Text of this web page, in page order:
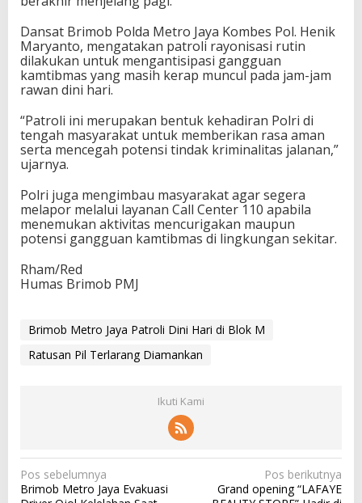
Dansat Brimob Polda Metro Jaya Kombes Pol. Henik
Maryanto, mengatakan patroli rayonisasi rutin
dilakukan untuk mengantisipasi gangguan
kamtibmas yang masih kerap muncul pada jam-jam
rawan dini hari.
“Patroli ini merupakan bentuk kehadiran Polri di
tengah masyarakat untuk memberikan rasa aman
serta mencegah potensi tindak kriminalitas jalanan,”
ujarnya.
Polri juga mengimbau masyarakat agar segera
melapor melalui layanan Call Center 110 apabila
menemukan aktivitas mencurigakan maupun
potensi gangguan kamtibmas di lingkungan sekitar.
Rham/Red
Humas Brimob PMJ
Brimob Metro Jaya Patroli Dini Hari di Blok M
Ratusan Pil Terlarang Diamankan
Ikuti Kami
N
a
Pos sebelumnya
Brimob Metro Jaya Evakuasi
Pos berikutnya
Grand opening “LAFAYE